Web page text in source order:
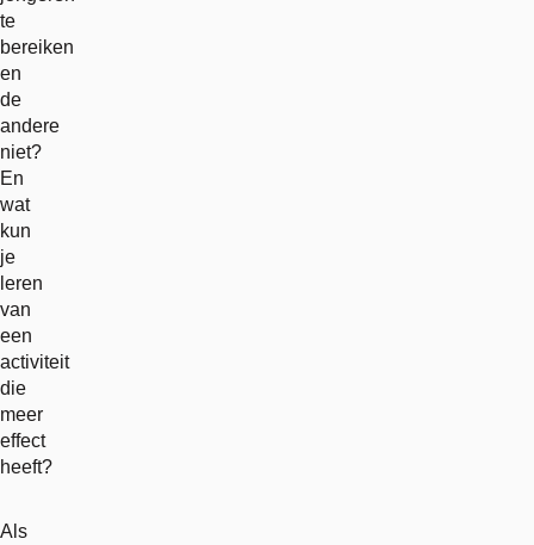
te
bereiken
en
de
andere
niet?
En
wat
kun
je
leren
van
een
activiteit
die
meer
effect
heeft?
Als